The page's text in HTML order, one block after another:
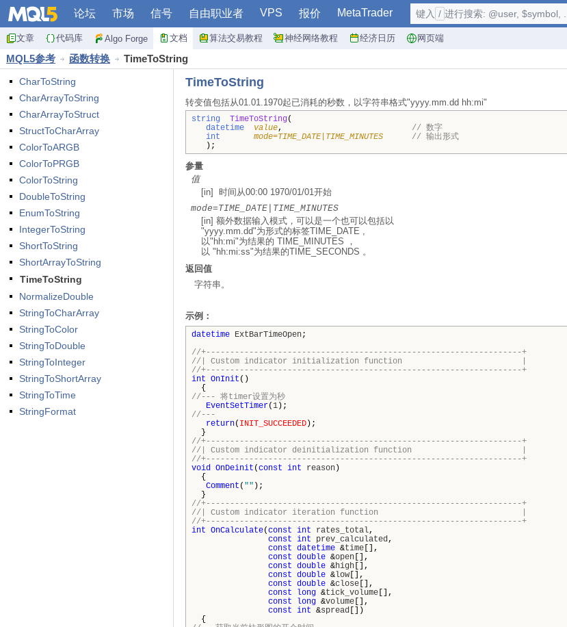
论坛 市场 信号 自由职业者 VPS 报价 MetaTrader
文章 代码库 Algo Forge 文档 算法交易教程 神经网络教程 经济日历 网页端
键入 / 进行搜索: @user, $symbol, ...
MQL5参考 函数转换 TimeToString
CharToString
CharArrayToString
CharArrayToStruct
StructToCharArray
ColorToARGB
ColorToPRGB
ColorToString
DoubleToString
EnumToString
IntegerToString
ShortToString
ShortArrayToString
TimeToString
NormalizeDouble
StringToCharArray
StringToColor
StringToDouble
StringToInteger
StringToShortArray
StringToTime
StringFormat
TimeToString
转变值包括从01.01.1970起已消耗的秒数，以字符串格式"yyyy.mm.dd hh:mi"
string TimeToString(
datetime
value, // 数字
int
mode=TIME_DATE|TIME_MINUTES
// 输出形式
);
参量
值
[in] 时间从00:00 1970/01/01开始
mode=TIME_DATE|TIME_MINUTES
[in] 额外数据输入模式，可以是一个也可以包括以
"yyyy.mm.dd"为形式的标签TIME_DATE ,
以"hh:mi"为结果的 TIME_MINUTES ，
以 "hh:mi:ss"为结果的TIME_SECONDS 。
返回值
字符串。
示例：
datetime ExtBarTimeOpen;
//+------------------------------------------------------------------+
//| Custom indicator initialization function |
//+------------------------------------------------------------------+
int OnInit ()
{
//--- 将timer设置为秒
EventSetTimer( 1 );
//---
return( INIT_SUCCEEDED );
}
//+------------------------------------------------------------------+
//| Custom indicator deinitialization function |
//+------------------------------------------------------------------+
void OnDeinit (const int reason )
{
Comment ( "" );
}
//+------------------------------------------------------------------+
//| Custom indicator iteration function |
//+------------------------------------------------------------------+
int OnCalculate(const int rates_total,
const int prev_calculated,
const datetime &time [],
const double &open [],
const double &high [],
const double &low [],
const double &close [],
const
long &tick_volume [],
const
long &volume [],
const int &spread [])
{